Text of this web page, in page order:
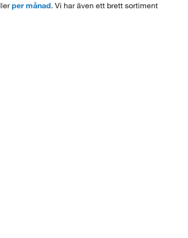
per månad. Vi har även ett brett sortiment